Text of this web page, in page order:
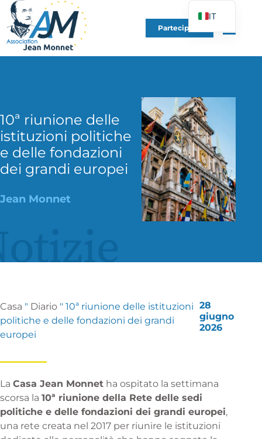
Partecipare
10ª riunione delle
istituzioni politiche
e delle fondazioni
dei grandi europei
Jean Monnet
Casa " Diario " 10ª riunione delle istituzioni
politiche e delle fondazioni dei grandi
europei
28
giugno
2026
La Casa Jean Monnet ha ospitato la settimana
scorsa la 10ª riunione della Rete delle sedi
politiche e delle fondazioni dei grandi europei,
una rete creata nel 2017 per riunire le istituzioni
IT
FR
EN
PL
UK